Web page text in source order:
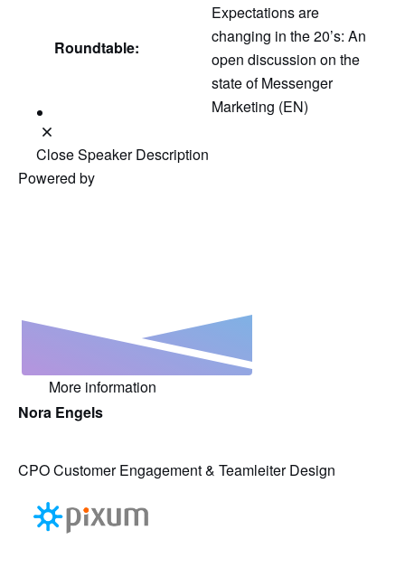
Roundtable:
Expectations are
changing in the 20’s: An
open discussion on the
state of Messenger
Marketing (EN)
Close Speaker Description
Powered by
More information
Nora Engels
CPO Customer Engagement & Teamleiter Design